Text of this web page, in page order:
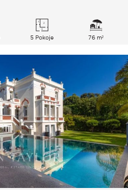
5 Pokoje 76 m²